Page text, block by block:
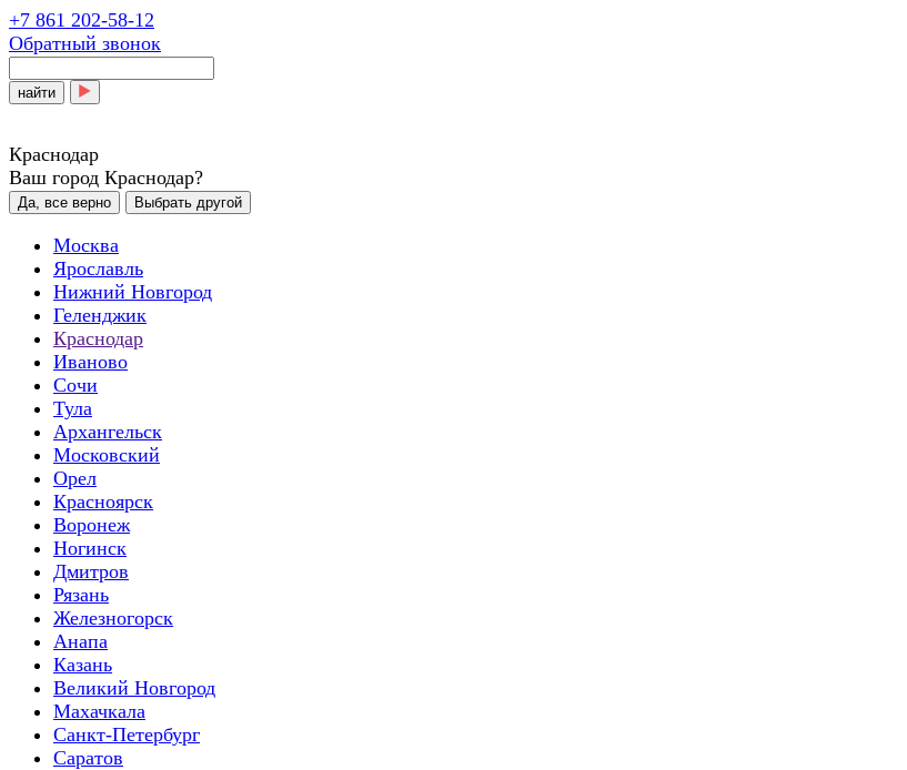
+7 861 202-58-12
Обратный звонок
найти
Краснодар
Ваш город Краснодар?
Да, все верно Выбрать другой
Москва
Ярославль
Нижний Новгород
Геленджик
Краснодар
Иваново
Сочи
Тула
Архангельск
Московский
Орел
Красноярск
Воронеж
Ногинск
Дмитров
Рязань
Железногорск
Анапа
Казань
Великий Новгород
Махачкала
Санкт-Петербург
Саратов